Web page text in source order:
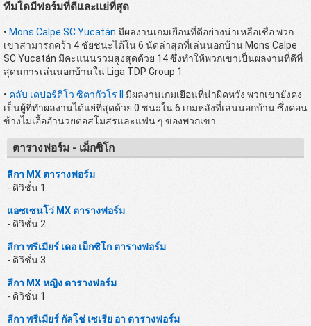
ทีมใดมีฟอร์มที่ดีและแย่ที่สุด
• Mons Calpe SC Yucatán มีผลงานเกมเยือนที่ดีอย่างน่าเหลือเชื่อ พวก
เขาสามารถคว้า 4 ชัยชนะได้ใน 6 นัดล่าสุดที่เล่นนอกบ้าน Mons Calpe
SC Yucatán มีคะแนนรวมสูงสุดด้วย 14 ซึ่งทำให้พวกเขาเป็นผลงานที่ดีที่
สุดนการเล่นนอกบ้านใน Liga TDP Group 1
• คลับ เดปอร์ติโว ซิตากัวโร II
มีผลงานเกมเยือนที่น่าผิดหวัง พวกเขายังคง
เป็นผู้ที่ทำผลงานได้แย่ที่สุดด้วย 0 ชนะใน 6 เกมหลังที่เล่นนอกบ้าน ซึ่งค่อน
ข้างไม่เอื้ออำนวยต่อสโมสรและแฟน ๆ ของพวกเขา
ตารางฟอร์ม - เม็กซิโก
ลีกา MX ตารางฟอร์ม
- ดิวิชั่น 1
แอซเซนโว่ MX ตารางฟอร์ม
- ดิวิชั่น 2
ลีกา พรีเมียร์ เดอ เม็กซิโก ตารางฟอร์ม
- ดิวิชั่น 3
ลีกา MX หญิง ตารางฟอร์ม
- ดิวิชั่น 1
ลีกา พรีเมียร์ กัลโช่ เซเรีย อา ตารางฟอร์ม